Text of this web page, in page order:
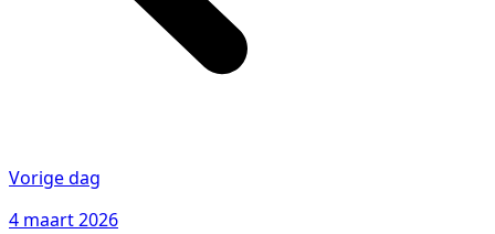
Vorige dag
4 maart 2026